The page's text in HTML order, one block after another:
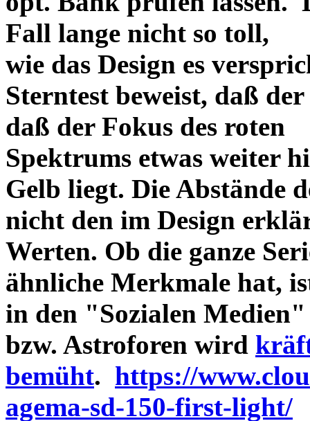
Fall lange nicht so toll,
wie das Design es
Sterntest beweist, daß
daß der Fokus des roten
Spektrums etwas weiter
Gelb liegt. Die Abstände
nicht den im Design
Werten. Ob die ganze
ähnliche Merkmale hat,
in den "Sozialen Medien"
bzw. Astroforen wird
bemüht. https://
agema-sd-150-first-light/